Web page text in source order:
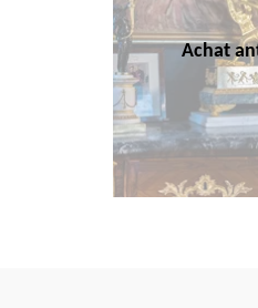
Achat